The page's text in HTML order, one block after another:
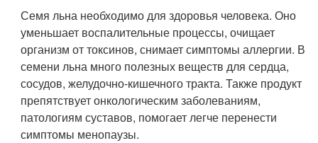
Семя льна необходимо для здоровья человека. Оно
уменьшает воспалительные процессы, очищает
организм от токсинов, снимает симптомы аллергии. В
семени льна много полезных веществ для сердца,
сосудов, желудочно-кишечного тракта. Также продукт
препятствует онкологическим заболеваниям,
патологиям суставов, помогает легче перенести
симптомы менопаузы.